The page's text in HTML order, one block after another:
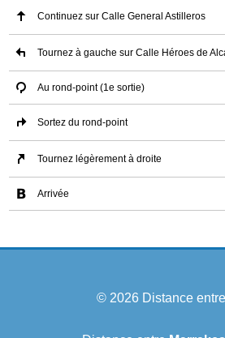
Continuez sur Calle General Astilleros
Tournez à gauche sur Calle Héroes de
Au rond-point (1e sortie)
Sortez du rond-point
Tournez légèrement à droite
Arrivée
© 2026 Distance